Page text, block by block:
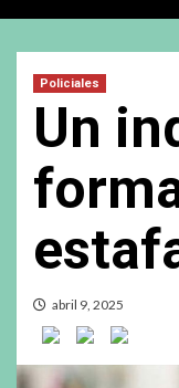
Policiales
Un
abril 9, 2025